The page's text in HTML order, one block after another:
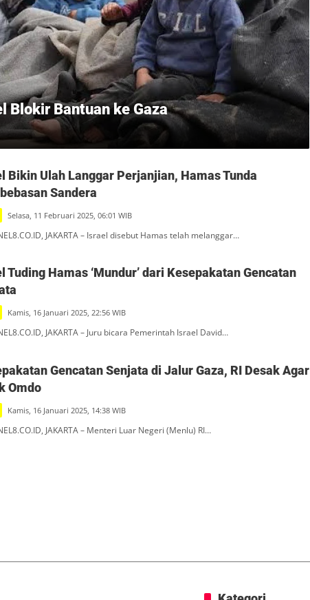
Blokir Bantuan ke Gaza
Bikin Ulah Langgar Perjanjian, Hamas Tunda
Sandera
Selasa, 11 Februari 2025, 06:01 WIB
JAKARTA – Israel disebut Hamas telah melanggar…
Tuding Hamas ‘Mundur’ dari Kesepakatan Gencatan
Kamis, 16 Januari 2025, 22:56 WIB
JAKARTA – Juru bicara Pemerintah Israel David…
Gencatan Senjata di Jalur Gaza, RI Desak Agar
Omdo
Kamis, 16 Januari 2025, 14:38 WIB
JAKARTA – Menteri Luar Negeri (Menlu) RI…